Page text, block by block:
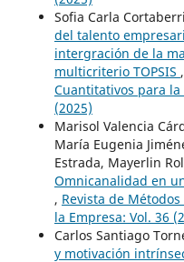
Sofia Carla
del talento
intergración de la
multicriterio TOPSIS ,
Cuantitativos para la
(2025)
Marisol Valencia
María Eugenia
Estrada, Mayerlin
Omnicanalidad en
, Revista de
la Empresa: Vol. 36
Carlos Santiago
y motivación